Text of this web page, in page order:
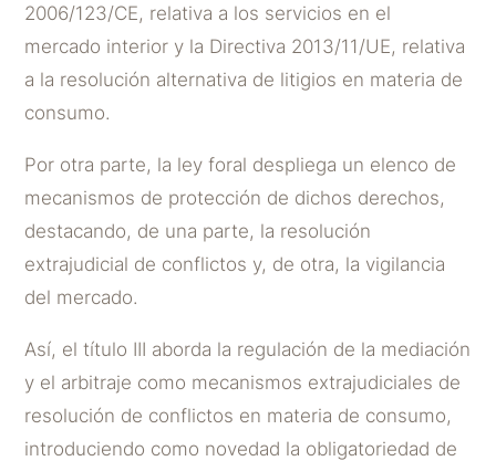
2006/123/CE, relativa a los servicios en el
mercado interior y la Directiva 2013/11/UE, relativa
a la resolución alternativa de litigios en materia de
consumo.
Por otra parte, la ley foral despliega un elenco de
mecanismos de protección de dichos derechos,
destacando, de una parte, la resolución
extrajudicial de conflictos y, de otra, la vigilancia
del mercado.
Así, el título III aborda la regulación de la mediación
y el arbitraje como mecanismos extrajudiciales de
resolución de conflictos en materia de consumo,
introduciendo como novedad la obligatoriedad de